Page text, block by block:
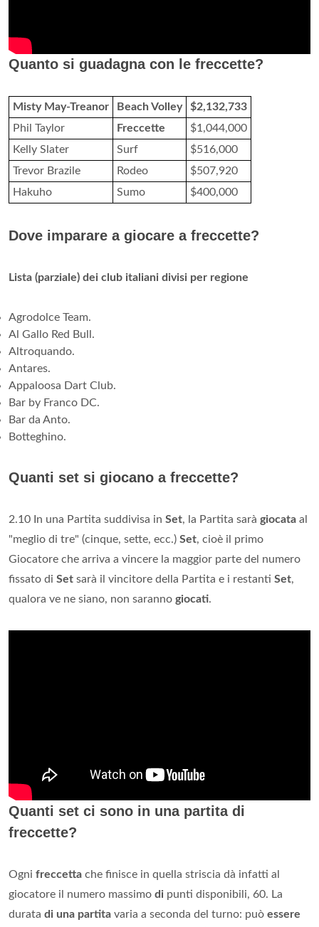
Quanto si guadagna con le freccette?
Misty May-Treanor Beach Volley
$2,132,733
Phil Taylor
Freccette
$1,044,000
Kelly Slater
Surf
$516,000
Trevor Brazile
Rodeo
$507,920
Hakuho
Sumo $400,000
Dove imparare a giocare a freccette?
Lista (parziale) dei club italiani divisi per regione
Agrodolce Team.
Al Gallo Red Bull.
Altroquando.
Antares.
Appaloosa Dart Club.
Bar by Franco DC.
Bar da Anto.
Botteghino.
Quanti set si giocano a freccette?
2.10 In una Partita suddivisa in Set, la Partita sarà giocata al
"meglio di tre" (cinque, sette, ecc.) Set, cioè il primo
Giocatore che arriva a vincere la maggior parte del numero
fissato di Set sarà il vincitore della Partita e i restanti Set,
qualora ve ne siano, non saranno giocati.
Quanti set ci sono in una partita di
freccette?
Ogni freccetta che finisce in quella striscia dà infatti al
giocatore il numero massimo di punti disponibili, 60. La
durata di una partita varia a seconda del turno: può essere